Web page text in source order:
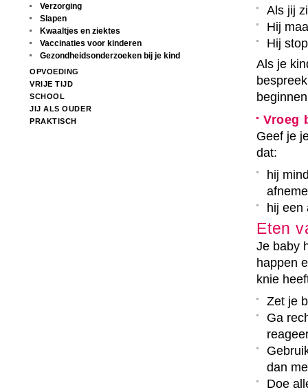
Verzorging
Slapen
Kwaaltjes en ziektes
Vaccinaties voor kinderen
Gezondheidsonderzoeken bij je kind
OPVOEDING
VRIJE TIJD
SCHOOL
JIJ ALS OUDER
PRAKTISCH
Als jij
Hij
Hij
Als je
Vroeg
Geef je
dat:
hij
hij een
Eten
Je baby
happen
knie
Zet je
Ga
dan
Doe